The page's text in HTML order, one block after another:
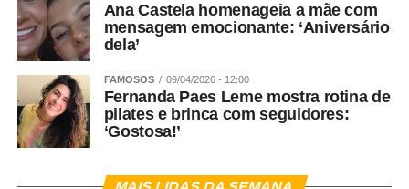
Ana Castela homenageia a mãe com
mensagem emocionante: ‘Aniversário
dela’
FAMOSOS 09/04/2026 - 12:00
Fernanda Paes Leme mostra rotina de
pilates e brinca com seguidores:
‘Gostosa!’